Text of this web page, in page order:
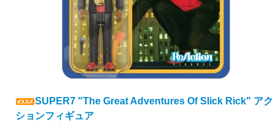
SUPER7 "The Great Adventures Of Slick Rick" アク
ションフィギュア